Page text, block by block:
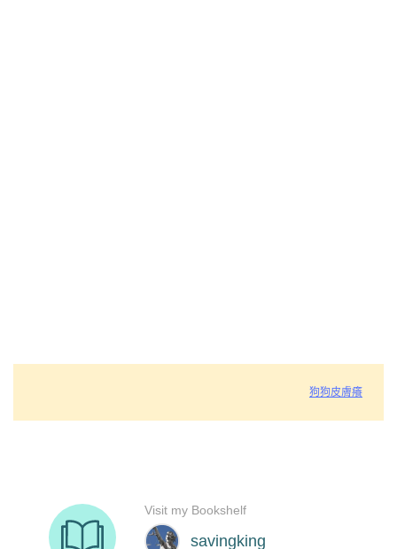
狗狗皮膚癢